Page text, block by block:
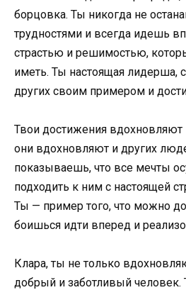
борцовка. Ты никогда не
трудностями и всегда идешь
страстью и решимостью,
иметь. Ты настоящая лидерша,
других своим примером и
Твои достижения вдохновляют
они вдохновляют и других
показываешь, что все мечты
подходить к ним с настоящей
Ты — пример того, что можно
боишься идти вперед и
Клара, ты не только
добрый и заботливый человек.